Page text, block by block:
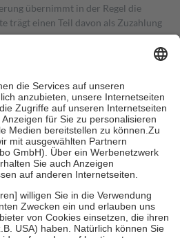
übernimmt in der Regel die
trägt einen Teil davon als Zuzahlung
Zuzahlungen in Höhe von zehn
jedoch nie mehr als die tatsächlichen
auch für Online-Apotheken.
Krankenpflege beträgt die
sowie zehn Euro je
für ihre eigene Gesundheit zu
der Familie zu unterstützen,
zum vollendeten 18. Lebensjahr